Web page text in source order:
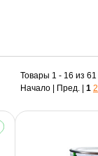
Товары 1 - 16 из 61
Начало | Пред. | 1 2